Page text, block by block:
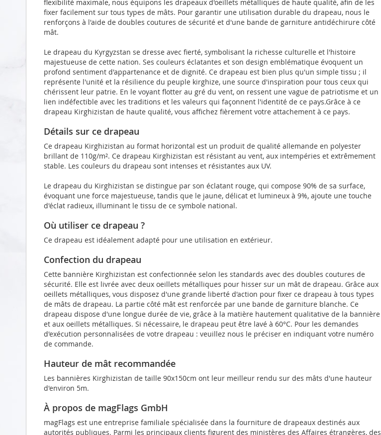
flexibilité maximale, nous équipons les drapeaux d'oeillets métalliques de haute qualité, afin de les
fixer facilement sur tous types de mâts. Pour garantir une utilisation durable du drapeau, nous le
renforçons à l'aide de doubles coutures de sécurité et d'une bande de garniture antidéchirure côté
mât.
Le drapeau du Kyrgyzstan se dresse avec fierté, symbolisant la richesse culturelle et l'histoire
majestueuse de cette nation. Ses couleurs éclatantes et son design emblématique évoquent un
profond sentiment d'appartenance et de dignité. Ce drapeau est bien plus qu'un simple tissu ; il
représente l'unité et la résilience du peuple kirghize, une source d'inspiration pour tous ceux qui
chérissent leur patrie. En le voyant flotter au gré du vent, on ressent une vague de patriotisme et un
lien indéfectible avec les traditions et les valeurs qui façonnent l'identité de ce pays.Grâce à ce
drapeau Kirghizistan de haute qualité, vous affichez fièrement votre attachement à ce pays.
Détails sur ce drapeau
Ce drapeau Kirghizistan au format horizontal est un produit de qualité allemande en polyester
brillant de 110g/m². Ce drapeau Kirghizistan est résistant au vent, aux intempéries et extrêmement
stable. Les couleurs du drapeau sont intenses et résistantes aux UV.
Le drapeau du Kirghizistan se distingue par son éclatant rouge, qui compose 90% de sa surface,
évoquant une force majestueuse, tandis que le jaune, délicat et lumineux à 9%, ajoute une touche
d'éclat radieux, illuminant le tissu de ce symbole national.
Où utiliser ce drapeau ?
Ce drapeau est idéalement adapté pour une utilisation en extérieur.
Confection du drapeau
Cette bannière Kirghizistan est confectionnée selon les standards avec des doubles coutures de
sécurité. Elle est livrée avec deux oeillets métalliques pour hisser sur un mât de drapeau. Grâce aux
oeillets métalliques, vous disposez d'une grande liberté d'action pour fixer ce drapeau à tous types
de mâts de drapeau. La partie côté mât est renforcée par une bande de garniture blanche. Ce
drapeau dispose d'une longue durée de vie, grâce à la matière hautement qualitative de la bannière
et aux oeillets métalliques. Si nécessaire, le drapeau peut être lavé à 60°C. Pour les demandes
d'exécution personnalisées de votre drapeau : veuillez nous le préciser en indiquant votre numéro
de commande.
Hauteur de mât recommandée
Les bannières Kirghizistan de taille 90x150cm ont leur meilleur rendu sur des mâts d'une hauteur
d'environ 5m.
À propos de magFlags GmbH
magFlags est une entreprise familiale spécialisée dans la fourniture de drapeaux destinés aux
autorités publiques. Parmi les principaux clients figurent des ministères des Affaires étrangères, des